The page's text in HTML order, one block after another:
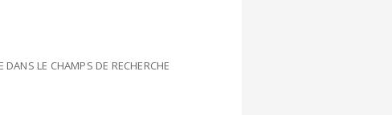
LE CHAMPS DE RECHERCHE